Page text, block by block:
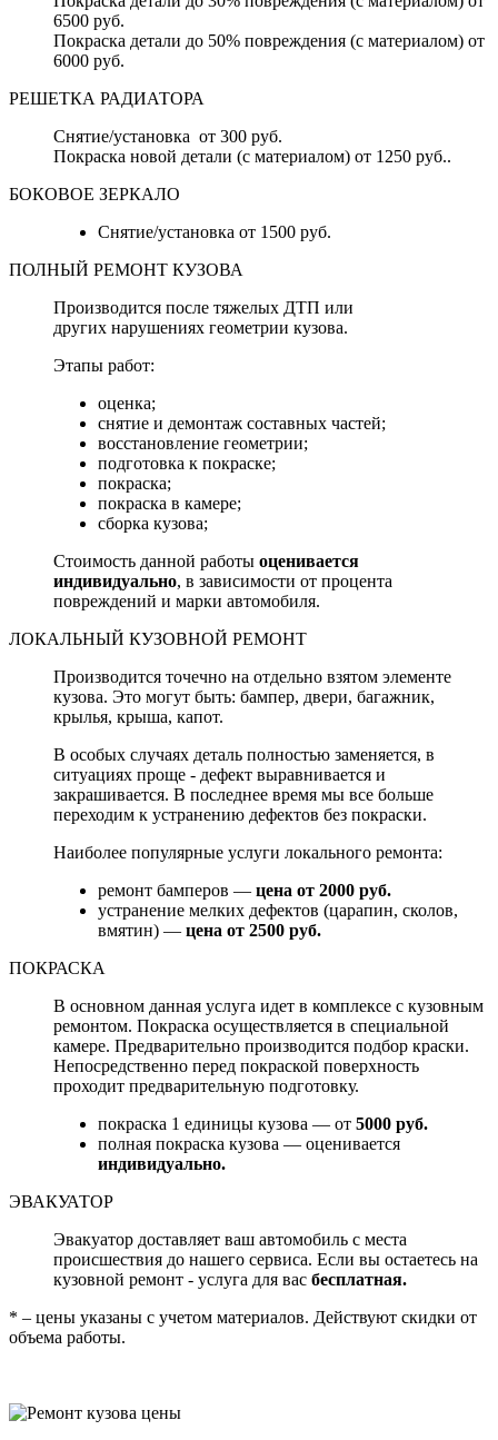
6500 руб.
Покраска детали до 50% повреждения (с материалом) от
6000 руб.
РЕШЕТКА РАДИАТОРА
Снятие/установка от 300 руб.
Покраска новой детали (с материалом) от 1250 руб..
БОКОВОЕ ЗЕРКАЛО
Снятие/установка от 1500 руб.
ПОЛНЫЙ РЕМОНТ КУЗОВА
Производится после тяжелых ДТП или
других нарушениях геометрии кузова.
Этапы работ:
оценка;
снятие и демонтаж составных частей;
восстановление геометрии;
подготовка к покраске;
покраска;
покраска в камере;
сборка кузова;
Стоимость данной работы оценивается
индивидуально, в зависимости от процента
повреждений и марки автомобиля.
ЛОКАЛЬНЫЙ КУЗОВНОЙ РЕМОНТ
Производится точечно на отдельно взятом элементе
кузова. Это могут быть: бампер, двери, багажник,
крылья, крыша, капот.
В особых случаях деталь полностью заменяется, в
ситуациях проще - дефект выравнивается и
закрашивается. В последнее время мы все больше
переходим к устранению дефектов без покраски.
Наиболее популярные услуги локального ремонта:
ремонт бамперов — цена от 2000 руб.
устранение мелких дефектов (царапин, сколов,
вмятин) — цена от 2500 руб.
ПОКРАСКА
В основном данная услуга идет в комплексе с кузовным
ремонтом. Покраска осуществляется в специальной
камере. Предварительно производится подбор краски.
Непосредственно перед покраской поверхность
проходит предварительную подготовку.
покраска 1 единицы кузова — от 5000 руб.
полная покраска кузова — оценивается
индивидуально.
ЭВАКУАТОР
Эвакуатор доставляет ваш автомобиль с места
происшествия до нашего сервиса. Если вы остаетесь на
кузовной ремонт - услуга для вас бесплатная.
* – цены указаны с учетом материалов. Действуют скидки от
объема работы.